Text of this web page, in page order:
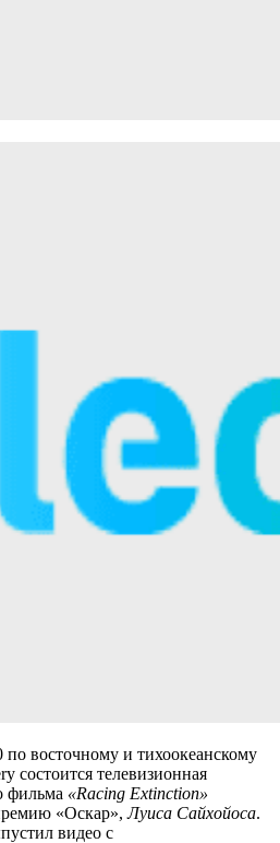
по восточному и тихоокеанскому
состоится телевизионная
фильма «Racing Extinction»
«Оскар»,Луиса Сайхойоса.
видео с